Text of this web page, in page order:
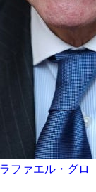
ファエル・グロ